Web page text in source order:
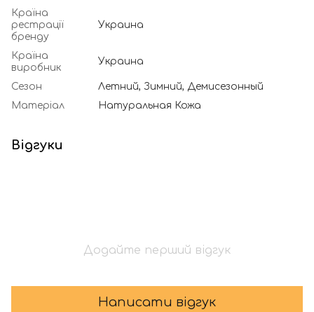
Країна
рестрації
бренду
Украина
Країна
виробник
Украина
Сезон
Летний, Зимний, Демисезонный
Матеріал
Натуральная Кожа
Відгуки
Додайте перший відгук
Написати відгук